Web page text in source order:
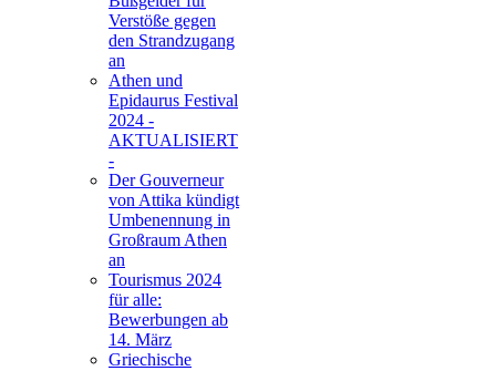
Verstöße gegen
den Strandzugang
an
Athen und
Epidaurus Festival
2024 -
AKTUALISIERT
-
Der Gouverneur
von Attika kündigt
Umbenennung in
Großraum Athen
an
Tourismus 2024
für alle:
Bewerbungen ab
14. März
Griechische